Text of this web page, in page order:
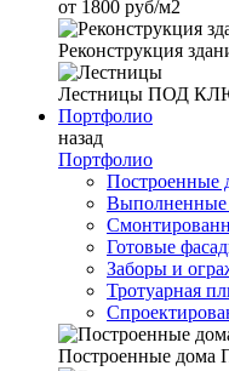
от 1800 руб/м2
Реконструкция
Лестницы ПОД
Портфолио
назад
Портфолио
Построенные
Выполненные
Готовые
Заборы и
Тротуарная
Построенные дома